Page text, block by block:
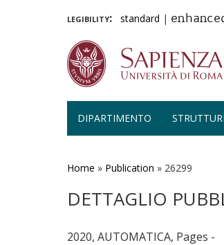
legibility: standard |
DIPARTIMENTO
Home » Publication » 26299
DETTAGLIO
2020, AUTOMATICA, Pages -